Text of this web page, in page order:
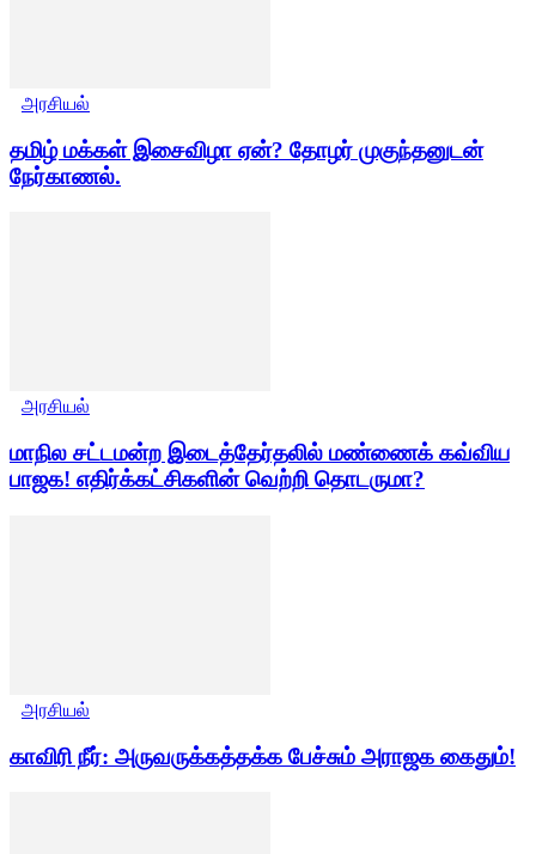
அரசியல்
தமிழ் மக்கள் இசைவிழா ஏன்? தோழர் முகுந்தனுடன்
நேர்காணல்.
அரசியல்
மாநில சட்டமன்ற இடைத்தேர்தலில் மண்ணைக் கவ்விய
பாஜக! எதிர்க்கட்சிகளின் வெற்றி தொடருமா?
அரசியல்
காவிரி நீர்: அருவருக்கத்தக்க பேச்சும் அராஜக கைதும்!